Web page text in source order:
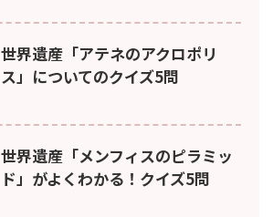
世界遺産「アテネのアクロポリ
ス」についてのクイズ5問
世界遺産「メンフィスのピラミッ
ド」がよくわかる！クイズ5問